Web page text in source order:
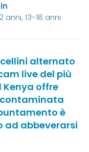
anni, 13-18 anni
alternato
live del più
offre
è
ad abbeverarsi